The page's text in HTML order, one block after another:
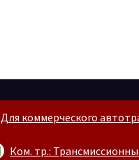
Для коммерческого
Ком. тр.: